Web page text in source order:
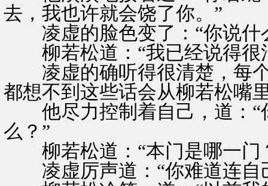
去，我也许就会饶了你。”
凌虚的脸色变了：“你说什
柳若松道：“我已经说得很
凌虚的确听得很清楚，每个
都想不到这些话会从柳若松嘴
他尽力控制着自己，道：“
么？”
柳若松道：“本门是哪一门
凌虚厉声道：“你难道连自